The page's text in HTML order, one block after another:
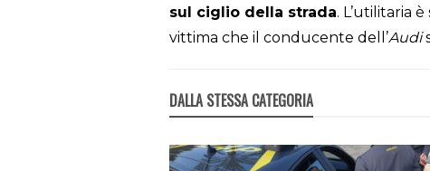
sul ciglio della strada. L’utilitaria
vittima che il conducente dell’Audi
DALLA STESSA CATEGORIA